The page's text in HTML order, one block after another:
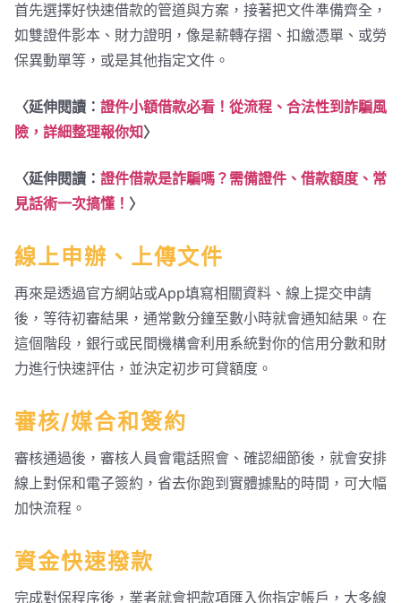
首先選擇好快速借款的管道與方案，接著把文件準備齊全，
如雙證件影本、財力證明，像是薪轉存摺、扣繳憑單、或勞
保異動單等，或是其他指定文件。
〈延伸閱讀： 證件小額借款必看！從流程、合法性到詐騙風
險，詳細整理報你知〉
〈延伸閱讀： 證件借款是詐騙嗎？需備證件、借款額度、常
見話術一次搞懂！ 〉
線上申辦、上傳文件
再來是透過官方網站或App填寫相關資料、線上提交申請
後，等待初審結果，通常數分鐘至數小時就會通知結果。在
這個階段，銀行或民間機構會利用系統對你的信用分數和財
力進行快速評估，並決定初步可貸額度。
審核/媒合和簽約
審核通過後，審核人員會電話照會、確認細節後，就會安排
線上對保和電子簽約，省去你跑到實體據點的時間，可大幅
加快流程。
資金快速撥款
完成對保程序後，業者就會把款項匯入你指定帳戶，大多線